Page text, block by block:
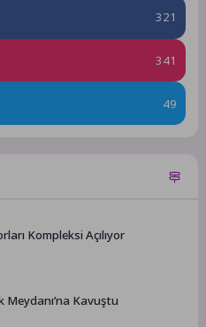
321
341
49
Kompleksi Açılıyor
Meydanı’na Kavuştu